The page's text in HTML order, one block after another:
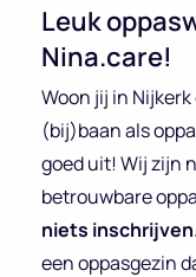
Leuk
Nina.care!
Woon jij in
(bij)baan als
goed uit! Wij zijn
betrouwbare
niets
een oppasgezin